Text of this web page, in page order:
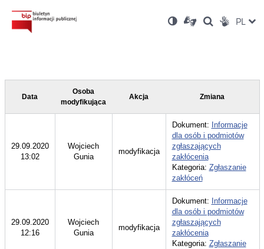
Ustawienia
Wersja
kontrastowa
Dla
niesłyszących
OtwórzOtwórz
w
Otwórz
w
Social PL
Data
Osoba
modyfikująca
Akcja Zmiana
29.09.2020
13:02
Wojciech
Gunia
modyfikacja
Dokument: Informacje
dla osób i podmiotów
zgłaszających
zakłócenia
Kategoria: Zgłaszanie
zakłóceń
29.09.2020
12:16
Wojciech
Gunia
modyfikacja
Dokument: Informacje
dla osób i podmiotów
zgłaszających
zakłócenia
Kategoria: Zgłaszanie